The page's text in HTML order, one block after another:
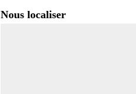
Nous localiser